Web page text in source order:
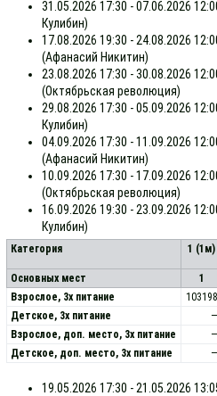
31.05.2026 17:30 - 07.06.2026
Кулибин)
17.08.2026 19:30 - 24.08.2026
(Афанасий Никитин)
23.08.2026 17:30 - 30.08.2026
(Октябрьская революция)
29.08.2026 17:30 - 05.09.2026
Кулибин)
04.09.2026 17:30 - 11.09.2026
(Афанасий Никитин)
10.09.2026 17:30 - 17.09.2026
(Октябрьская революция)
16.09.2026 19:30 - 23.09.2026
Кулибин)
Категория 1 (1м)
Основных мест 1
Взрослое, 3х питание
103198
Детское, 3х питание
—
Взрослое, доп. место, 3x питание
—
Детское, доп. место, 3x питание
—
19.05.2026 17:30 - 21.05.2026